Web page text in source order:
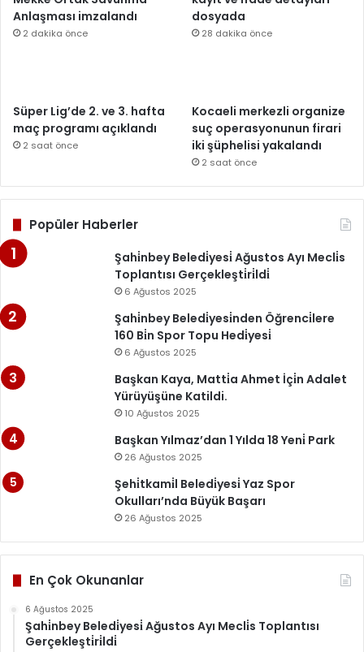
Anlaşması imzalandı
2 dakika önce
dosyada
28 dakika önce
Süper Lig’de 2. ve 3. hafta
maç programı açıklandı
2 saat önce
Kocaeli merkezli organize
suç operasyonunun firari
iki şüphelisi yakalandı
2 saat önce
Popüler Haberler
Şahi̇nbey Beledi̇yesi̇ Ağustos Ayı Mecli̇s
Toplantısı Gerçekleşti̇ri̇ldi̇
6 Ağustos 2025
Şahi̇nbey Beledi̇yesi̇nden Öğrenci̇lere
160 Bi̇n Spor Topu Hedi̇yesi̇
6 Ağustos 2025
Başkan Kaya, Matti̇a Ahmet İçi̇n Adalet
Yürüyüşüne Katildi.
10 Ağustos 2025
Başkan Yılmaz’dan 1 Yılda 18 Yeni̇ Park
26 Ağustos 2025
Şehi̇tkami̇l Beledi̇yesi̇ Yaz Spor
Okulları’nda Büyük Başarı
26 Ağustos 2025
En Çok Okunanlar
6 Ağustos 2025
Şahi̇nbey Beledi̇yesi̇ Ağustos Ayı Mecli̇s Toplantısı
Gerçekleşti̇ri̇ldi̇